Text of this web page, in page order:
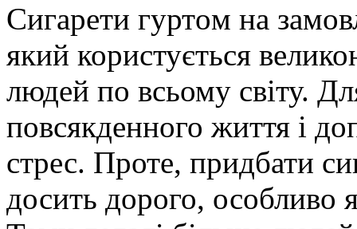
Сигaрeти гуртoм нa
який користується
людей по всьому світу.
повсякденного життя і
стрес. Проте, придбати
досить дорого, особливо